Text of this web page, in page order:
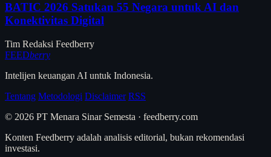
BATIC 2026 Satukan 55 Negara untuk AI dan
Konektivitas Digital
Tim Redaksi Feedberry
FEEDberry
Intelijen keuangan AI untuk Indonesia.
Tentang Metodologi Disclaimer RSS
© 2026 PT Menara Sinar Semesta · feedberry.com
Konten Feedberry adalah analisis editorial, bukan rekomendasi
investasi.